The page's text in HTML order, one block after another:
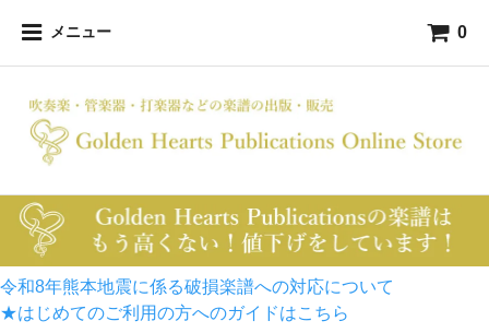
メニュー 0
令和8年熊本地震に係る破損楽譜への対応について
★はじめてのご利用の方へのガイドはこちら